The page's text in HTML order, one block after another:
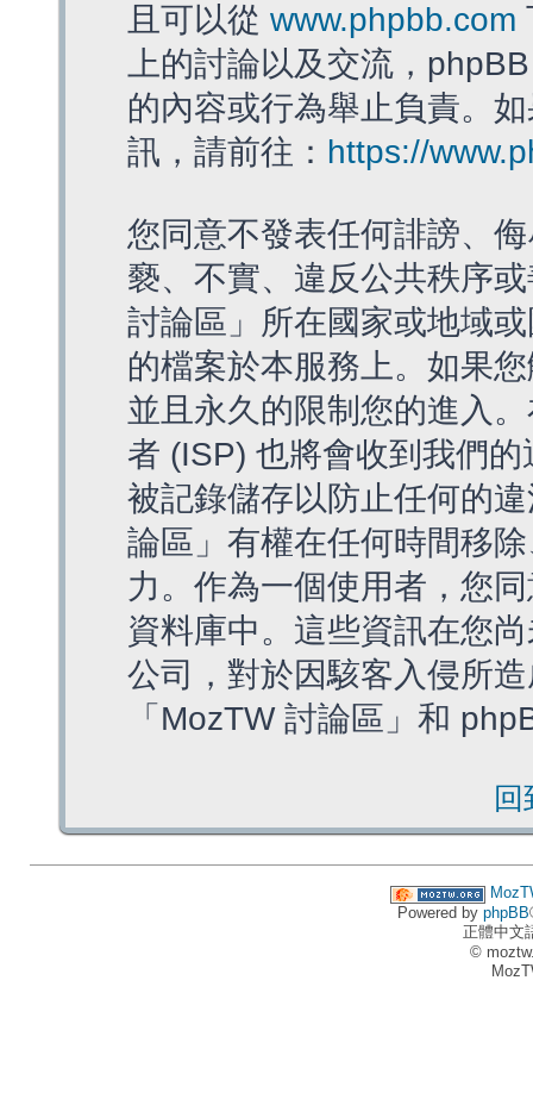
且可以從 www.phpbb.com
上的討論以及交流，
的內容或行為舉止負責。
訊，請前往： https://
您同意不發表任何誹謗、
褻、不實、違反公共秩序
討論區」所在國家或地域
的檔案於本服務上。如果
並且永久的限制您的進入
者 (ISP) 也將會收到我們
被記錄儲存以防止任何的
論區」有權在任何時間移
力。作為一個使用者，您
資料庫中。這些資訊在您
公司，對於因駭客入侵所
「MozTW 討論區」和
Powered by phpBB
正體中文
©